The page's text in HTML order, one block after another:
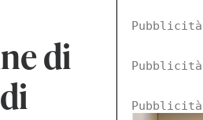
di
Pubblicità
Pubblicità
Pubblicità